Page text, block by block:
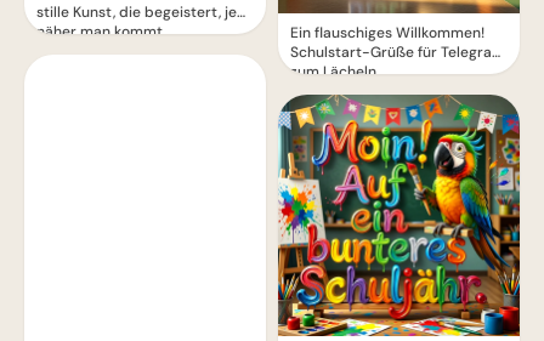
stille Kunst, die begeistert, je
näher man kommt
Ein flauschiges Willkommen!
Schulstart-Grüße für Telegram
zum Lächeln